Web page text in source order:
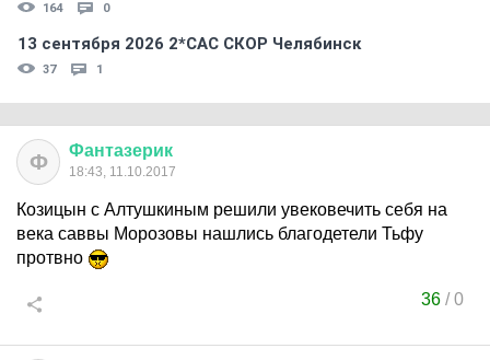
164 0
13 сентября 2026 2*CAC СКОР Челябинск
37 1
Ф Фантазерик
18:43, 11.10.2017
Козицын с Алтушкиным решили увековечить себя на
века саввы Морозовы нашлись благодетели Тьфу
протвно
36 /0